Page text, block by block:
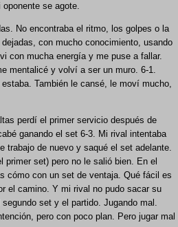
se agote.
No encontraba el ritmo, los golpes o la
con mucho conocimiento, usando
con mucha energía y me puse a fallar.
mentalicé y volví a ser un muro. 6-1.
También le cansé, le moví mucho,
perdí el primer servicio después de
ganando el set 6-3. Mi rival intentaba
trabajo de nuevo y saqué el set adelante.
primer set) pero no le salió bien. En el
cómo con un set de ventaja. Qué fácil es
el camino. Y mi rival no pudo sacar su
set y el partido. Jugando mal.
pero con poco plan. Pero jugar mal